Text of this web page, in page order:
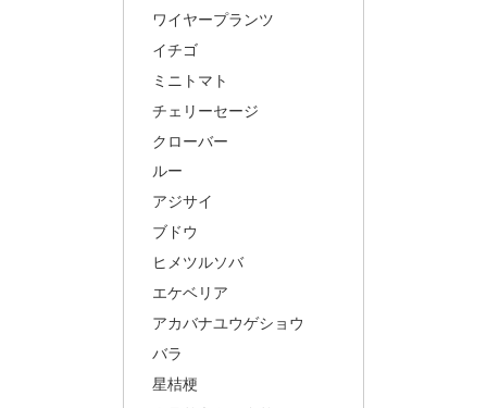
ワイヤープランツ
イチゴ
ミニトマト
チェリーセージ
クローバー
ルー
アジサイ
ブドウ
ヒメツルソバ
エケベリア
アカバナユウゲショウ
バラ
星桔梗